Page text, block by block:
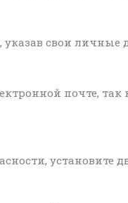
указав свои личные
почте,